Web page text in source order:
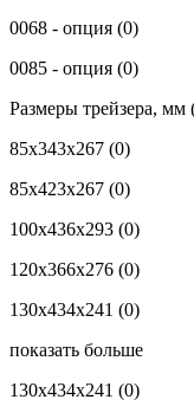
0068 - опция (0)
0085 - опция (0)
Размеры трейзера,
85x343x267 (0)
85x423x267 (0)
100x436x293 (0)
120x366x276 (0)
130x434x241 (0)
показать больше
130х434х241 (0)